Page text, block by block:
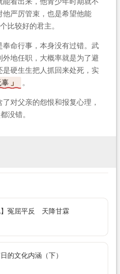
严厉管束，也是希望他能
比较好的君主。
命行事，本身没有过错。武
地任职，大概率就是为了避
硬生生把人抓回来处死，实
。
对父亲的怨恨和报复心理，
没错。
】冤屈平反 天降甘霖
的文化内涵（下）